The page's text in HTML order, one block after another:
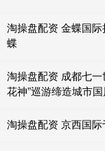
淘操盘配资 金蝶国
蝶
淘操盘配资 成都七一
花神”巡游缔造城市
淘操盘配资 京西国